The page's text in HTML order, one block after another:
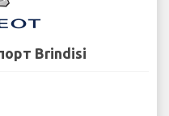
Brindisi